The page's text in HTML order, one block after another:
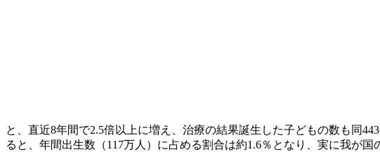
と、直近8年間で2.5倍以上に増え、治療の結果誕生した子どもの数も同
ると、年間出生数（117万人）に占める割合は約1.6％となり、実に我が